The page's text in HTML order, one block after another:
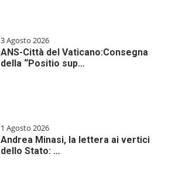
3 Agosto 2026
ANS-Città del Vaticano:Consegna
della “Positio sup…
1 Agosto 2026
Andrea Minasi, la lettera ai vertici
dello Stato: …